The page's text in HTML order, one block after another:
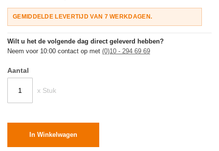
GEMIDDELDE LEVERTIJD VAN 7 WERKDAGEN.
Wilt u het de volgende dag direct geleverd hebben?
Neem voor 10:00 contact op met (0)10 - 294 69 69
Aantal
x Stuk
In Winkelwagen